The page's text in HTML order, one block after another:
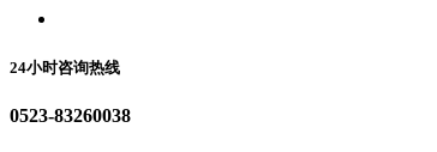
24小时咨询热线
0523-83260038